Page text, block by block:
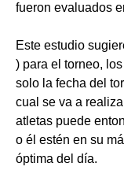
fueron evaluados
Este estudio
) para el torneo,
solo la fecha del
cual se va a
atletas puede
o él estén en su
óptima del día.